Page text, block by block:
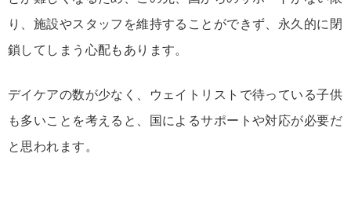
り、施設やスタッフを維持することができず、永久的に閉
鎖してしまう心配もあります。
デイケアの数が少なく、ウェイトリストで待っている子供
も多いことを考えると、国によるサポートや対応が必要だ
と思われます。